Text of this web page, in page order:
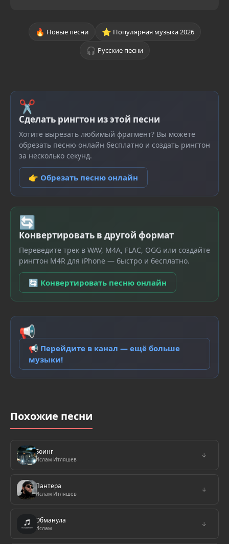
🔥 Новые песни ⭐ Популярная музыка 2026
🎧 Русские песни
✂
Сделать рингтон из этой песни
Хотите вырезать любимый фрагмент? Вы можете
обрезать песню онлайн бесплатно и создать рингтон
за несколько секунд.
👉 Обрезать песню онлайн
🔄
Конвертировать в другой формат
Переведите трек в WAV, M4A, FLAC, OGG или создайте
рингтон M4R для iPhone — быстро и бесплатно.
🔄 Конвертировать песню онлайн
📢
📢 Перейдите в канал — ещё больше
музыки!
Похожие песни
Боинг
Ислам Итляшев
↓
Пантера
Ислам Итляшев
↓
Обманула
Ислам
↓